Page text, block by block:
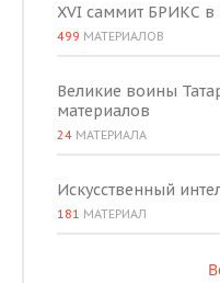
XVI саммит БРИКС в
499 МАТЕРИАЛОВ
Великие воины
материалов
24 МАТЕРИАЛА
Искусственный
181 МАТЕРИАЛ